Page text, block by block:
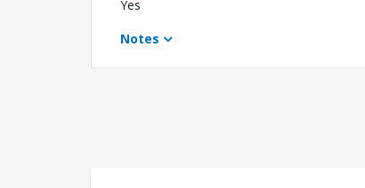
Yes
Notes